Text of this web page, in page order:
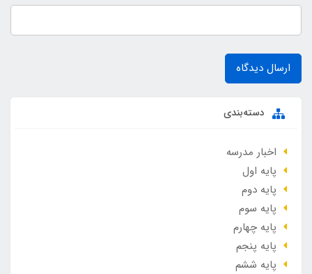
ارسال دیدگاه
دسته‌بندی
اخبار مدرسه
پایه اول
پایه دوم
پایه سوم
پایه چهارم
پایه پنجم
پایه ششم